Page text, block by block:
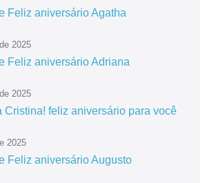
Feliz aniversário Agatha
2025
Feliz aniversário Adriana
2025
Cristina! feliz aniversário para você
2025
Feliz aniversário Augusto